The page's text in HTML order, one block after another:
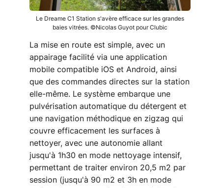
Le Dreame C1 Station s'avère efficace sur les grandes
baies vitrées. ©Nicolas Guyot pour Clubic
La mise en route est simple, avec un
appairage facilité via une application
mobile compatible iOS et Android, ainsi
que des commandes directes sur la station
elle-même. Le système embarque une
pulvérisation automatique du détergent et
une navigation méthodique en zigzag qui
couvre efficacement les surfaces à
nettoyer, avec une autonomie allant
jusqu'à 1h30 en mode nettoyage intensif,
permettant de traiter environ 20,5 m2 par
session (jusqu'à 90 m2 et 3h en mode